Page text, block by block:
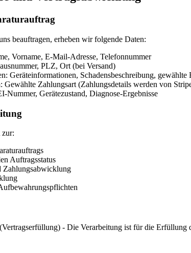
beauftragen, erheben wir folgende Daten:
Vorname, E-Mail-Adresse, Telefonnummer
PLZ, Ort (bei Versand)
Geräteinformationen, Schadensbeschreibung, gewählte
Gewählte Zahlungsart (Zahlungsdetails werden von
Nummer, Gerätezustand, Diagnose-Ergebnisse
zur:
Auftragsstatus
Zahlungsabwicklung
(Vertragserfüllung) - Die Verarbeitung ist für die Erfüllung